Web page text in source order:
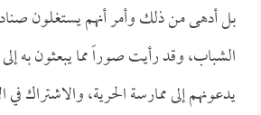
بل أدهى من ذلك وأمر أنهم يستغلون
الشباب، وقد رأيت صوراً مما يبعثون به
يدعونهم إلى ممارسة الحرية، والاشتراك